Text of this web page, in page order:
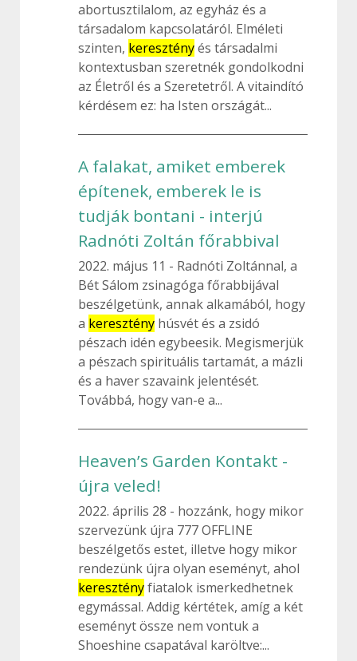
abortusztilalom, az egyház és a
társadalom kapcsolatáról. Elméleti
szinten, keresztényés társadalmi
kontextusban szeretnék gondolkodni
az Életről és a Szeretetről. A vitaindító
kérdésem ez: ha Isten országát...
A falakat, amiket emberek
építenek, emberek le is
tudják bontani - interjú
Radnóti Zoltán főrabbival
2022. május 11
Radnóti Zoltánnal, a
Bét Sálom zsinagóga főrabbijával
beszélgetünk, annak alkamából, hogy
a keresztény húsvét és a zsidó
pészach idén egybeesik. Megismerjük
a pészach spirituális tartamát, a mázli
és a haver szavaink jelentését.
Továbbá, hogy van-e a...
Heaven’s Garden Kontakt -
újra veled!
2022. április 28
hozzánk, hogy mikor
szervezünk újra 777 OFFLINE
beszélgetős estet, illetve hogy mikor
rendezünk újra olyan eseményt, ahol
keresztényfiatalok ismerkedhetnek
egymással. Addig kértétek, amíg a két
eseményt össze nem vontuk a
Shoeshine csapatával karöltve:...